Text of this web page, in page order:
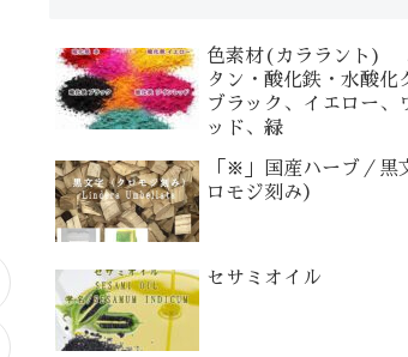
色素材(カララント)
タン・酸化鉄・水酸化
ブラック、イエロー、
ッド、緑
「※」国産ハーブ／黒
ロモジ刻み）
セサミオイル